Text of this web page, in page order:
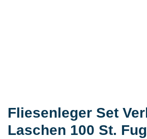
Fliesenleger Set
Laschen 100 St.